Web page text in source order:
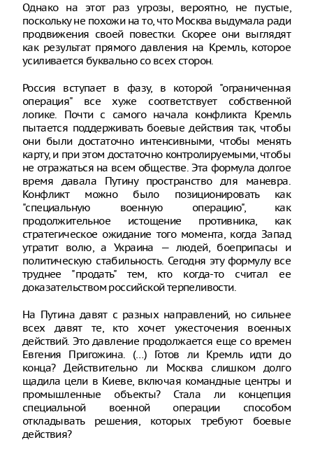
Однако на этот раз угрозы, вероятно, не пустые,
поскольку не похожи на то, что Москва выдумала ради
продвижения своей повестки. Скорее они выглядят
как результат прямого давления на Кремль, которое
усиливается буквально со всех сторон.
Россия вступает в фазу, в которой "ограниченная
операция" все хуже соответствует собственной
логике. Почти с самого начала конфликта Кремль
пытается поддерживать боевые действия так, чтобы
они были достаточно интенсивными, чтобы менять
карту, и при этом достаточно контролируемыми, чтобы
не отражаться на всем обществе. Эта формула долгое
время давала Путину пространство для маневра.
Конфликт можно было позиционировать как
"специальную военную операцию", как
продолжительное истощение противника, как
стратегическое ожидание того момента, когда Запад
утратит волю, а Украина — людей, боеприпасы и
политическую стабильность. Сегодня эту формулу все
труднее "продать" тем, кто когда-то считал ее
доказательством российской терпеливости.
На Путина давят с разных направлений, но сильнее
всех давят те, кто хочет ужесточения военных
действий. Это давление продолжается еще со времен
Евгения Пригожина. (…) Готов ли Кремль идти до
конца? Действительно ли Москва слишком долго
щадила цели в Киеве, включая командные центры и
промышленные объекты? Стала ли концепция
специальной военной операции способом
откладывать решения, которых требуют боевые
действия?